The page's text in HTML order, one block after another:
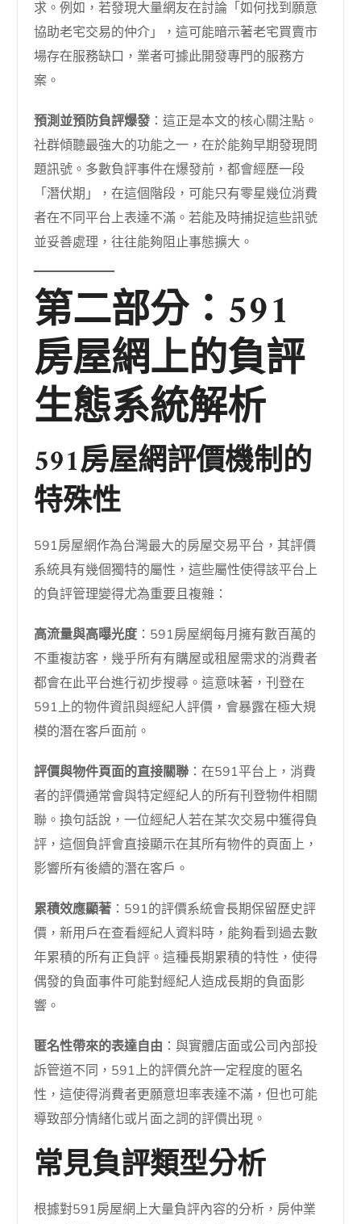
求。例如，若發現大量網友在討論「如何找到願意
協助老宅交易的仲介」，這可能暗示著老宅買賣市
場存在服務缺口，業者可據此開發專門的服務方
案。
預測並預防負評爆發 ：這正是本文的核心關注點。
社群傾聽最強大的功能之一，在於能夠早期發現問
題訊號。多數負評事件在爆發前，都會經歷一段
「潛伏期」，在這個階段，可能只有零星幾位消費
者在不同平台上表達不滿。若能及時捕捉這些訊號
並妥善處理，往往能夠阻止事態擴大。
第二部分：591
房屋網上的負評
生態系統解析
591房屋網評價機制的
特殊性
591房屋網作為台灣最大的房屋交易平台，其評價
系統具有幾個獨特的屬性，這些屬性使得該平台上
的負評管理變得尤為重要且複雜：
高流量與高曝光度 ：591房屋網每月擁有數百萬的
不重複訪客，幾乎所有有購屋或租屋需求的消費者
都會在此平台進行初步搜尋。這意味著，刊登在
591上的物件資訊與經紀人評價，會暴露在極大規
模的潛在客戶面前。
評價與物件頁面的直接關聯 ：在591平台上，消費
者的評價通常會與特定經紀人的所有刊登物件相關
聯。換句話說，一位經紀人若在某次交易中獲得負
評，這個負評會直接顯示在其所有物件的頁面上，
影響所有後續的潛在客戶。
累積效應顯著 ：591的評價系統會長期保留歷史評
價，新用戶在查看經紀人資料時，能夠看到過去數
年累積的所有正負評。這種長期累積的特性，使得
偶發的負面事件可能對經紀人造成長期的負面影
響。
匿名性帶來的表達自由 ：與實體店面或公司內部投
訴管道不同，591上的評價允許一定程度的匿名
性，這使得消費者更願意坦率表達不滿，但也可能
導致部分情緒化或片面之詞的評價出現。
常見負評類型分析
根據對591房屋網上大量負評內容的分析，房仲業